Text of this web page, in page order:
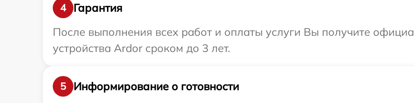
4
Гарантия
После выполнения всех работ и оплаты услуги Вы получите
устройства Ardor сроком до 3 лет.
5
Информирование о готовности